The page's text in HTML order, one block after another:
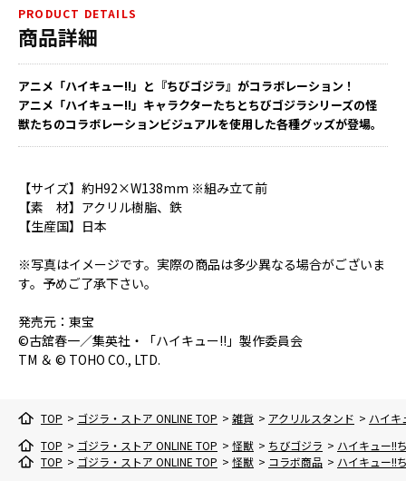
PRODUCT DETAILS
商品詳細
アニメ「ハイキュー!!」と『ちびゴジラ』がコラボレーション！
アニメ「ハイキュー!!」キャラクターたちとちびゴジラシリーズの怪
獣たちのコラボレーションビジュアルを使用した各種グッズが登場。
【サイズ】約H92×W138mm ※組み立て前
【素 材】アクリル樹脂、鉄
【生産国】日本
※写真はイメージです。実際の商品は多少異なる場合がございま
す。予めご了承下さい。
発売元：東宝
©古舘春一／集英社・「ハイキュー!!」製作委員会
TM ＆ © TOHO CO., LTD.
TOP > ゴジラ・ストア ONLINE TOP > 雑貨 > アクリルスタンド > ハイ
TOP > ゴジラ・ストア ONLINE TOP > 怪獣 > ちびゴジラ > ハイキュー!!
TOP > ゴジラ・ストア ONLINE TOP > 怪獣 > コラボ商品 > ハイキュー!!